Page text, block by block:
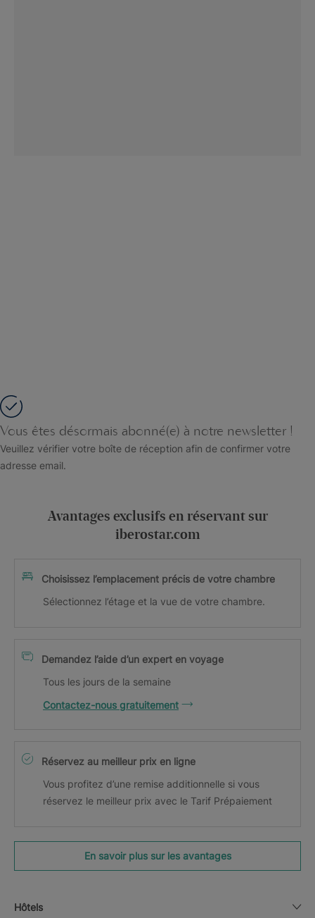
Vous êtes désormais abonné(e) à notre newsletter !
Veuillez vérifier votre boîte de réception afin de confirmer votre
adresse email.
Avantages exclusifs en réservant sur
iberostar.com
Choisissez l’emplacement précis de votre chambre
Sélectionnez l’étage et la vue de votre chambre.
Demandez l’aide d’un expert en voyage
Tous les jours de la semaine
Contactez-nous gratuitement
Réservez au meilleur prix en ligne
Vous profitez d’une remise additionnelle si vous
réservez le meilleur prix avec le Tarif Prépaiement
En savoir plus sur les avantages
Hôtels